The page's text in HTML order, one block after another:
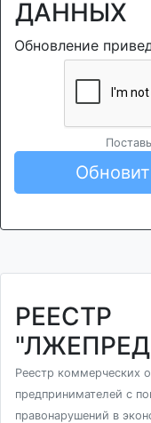
ДАННЫХ
Обновление
РЕЕСТР
Реестр коммерческих
предпринимателей с
правонарушений в